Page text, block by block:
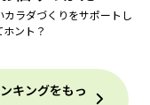
ラダづくりをサポートし
ント？
キングをもっ